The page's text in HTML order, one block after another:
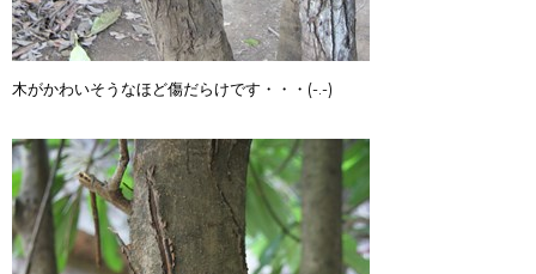
木がかわいそうなほど傷だらけです・・・(-.-)